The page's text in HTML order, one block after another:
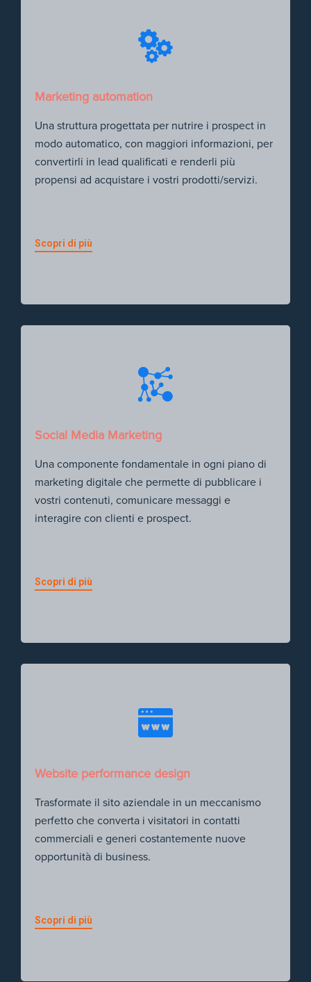
Marketing automation
Una struttura progettata per nutrire i prospect in
modo automatico, con maggiori informazioni, per
convertirli in lead qualificati e renderli più
propensi ad acquistare i vostri prodotti/servizi.
Scopri di più
Social Media Marketing
Una componente fondamentale in ogni piano di
marketing digitale che permette di pubblicare i
vostri contenuti, comunicare messaggi e
interagire con clienti e prospect.
Scopri di più
Website performance design
Trasformate il sito aziendale in un meccanismo
perfetto che converta i visitatori in contatti
commerciali e generi costantemente nuove
opportunità di business.
Scopri di più